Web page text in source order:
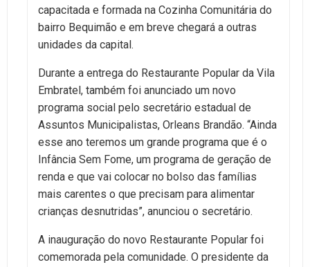
capacitada e formada na Cozinha Comunitária do
bairro Bequimão e em breve chegará a outras
unidades da capital.
Durante a entrega do Restaurante Popular da Vila
Embratel, também foi anunciado um novo
programa social pelo secretário estadual de
Assuntos Municipalistas, Orleans Brandão. “Ainda
esse ano teremos um grande programa que é o
Infância Sem Fome, um programa de geração de
renda e que vai colocar no bolso das famílias
mais carentes o que precisam para alimentar
crianças desnutridas”, anunciou o secretário.
A inauguração do novo Restaurante Popular foi
comemorada pela comunidade. O presidente da